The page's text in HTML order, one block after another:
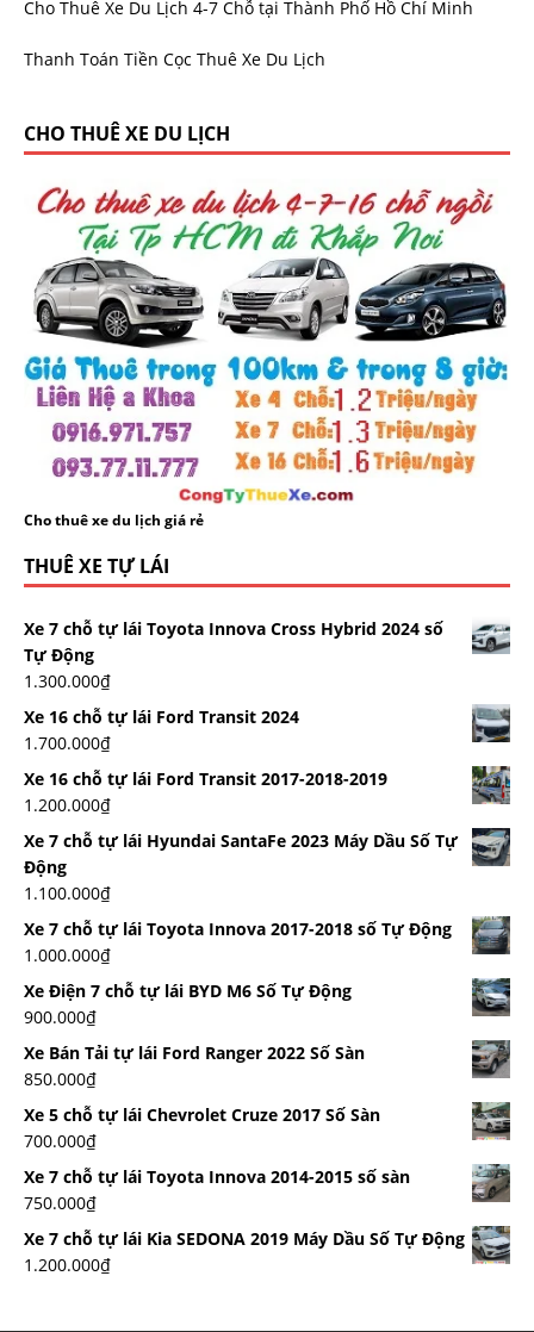
Cho Thuê Xe Du Lịch 4-7 Chỗ tại Thành Phố Hồ Chí Minh
Thanh Toán Tiền Cọc Thuê Xe Du Lịch
CHO THUÊ XE DU LỊCH
Cho thuê xe du lịch giá rẻ
THUÊ XE TỰ LÁI
Xe 7 chỗ tự lái Toyota Innova Cross Hybrid 2024 số
Tự Động
1.300.000₫
Xe 16 chỗ tự lái Ford Transit 2024
1.700.000₫
Xe 16 chỗ tự lái Ford Transit 2017-2018-2019
1.200.000₫
Xe 7 chỗ tự lái Hyundai SantaFe 2023 Máy Dầu Số Tự
Động
1.100.000₫
Xe 7 chỗ tự lái Toyota Innova 2017-2018 số Tự Động
1.000.000₫
Xe Điện 7 chỗ tự lái BYD M6 Số Tự Động
900.000₫
Xe Bán Tải tự lái Ford Ranger 2022 Số Sàn
850.000₫
Xe 5 chỗ tự lái Chevrolet Cruze 2017 Số Sàn
700.000₫
Xe 7 chỗ tự lái Toyota Innova 2014-2015 số sàn
750.000₫
Xe 7 chỗ tự lái Kia SEDONA 2019 Máy Dầu Số Tự Động
1.200.000₫